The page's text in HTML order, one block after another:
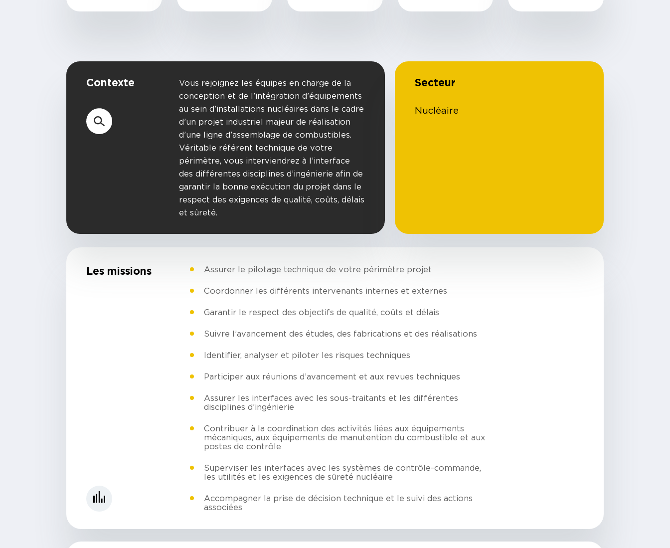
Contexte
Vous rejoignez les équipes en charge de la
conception et de l’intégration d’équipements
au sein d’installations nucléaires dans le cadre
d’un projet industriel majeur de réalisation
d’une ligne d’assemblage de combustibles.
Véritable référent technique de votre
périmètre, vous interviendrez à l’interface
des différentes disciplines d’ingénierie afin de
garantir la bonne exécution du projet dans le
respect des exigences de qualité, coûts, délais
et sûreté.
Secteur
Nucléaire
Les missions Assurer le pilotage technique de votre périmètre projet
Coordonner les différents intervenants internes et externes
Garantir le respect des objectifs de qualité, coûts et délais
Suivre l’avancement des études, des fabrications et des réalisations
Identifier, analyser et piloter les risques techniques
Participer aux réunions d’avancement et aux revues techniques
Assurer les interfaces avec les sous-traitants et les différentes
disciplines d’ingénierie
Contribuer à la coordination des activités liées aux équipements
mécaniques, aux équipements de manutention du combustible et aux
postes de contrôle
Superviser les interfaces avec les systèmes de contrôle-commande,
les utilités et les exigences de sûreté nucléaire
Accompagner la prise de décision technique et le suivi des actions
associées